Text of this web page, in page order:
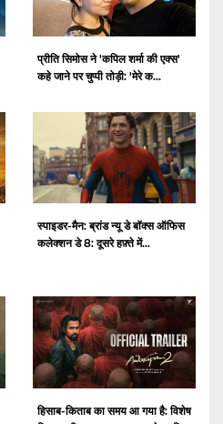
प्रीति सिमोस ने 'कपिल शर्मा की एक्स'
कहे जाने पर चुप्पी तोड़ी: 'मेरे क...
स्पाइडर-मैन: ब्रांड न्यू डे बॉक्स ऑफिस
कलेक्शन डे 8: दूसरे हफ़्ते में...
हिसाब-किताब का समय आ गया है: विशेष